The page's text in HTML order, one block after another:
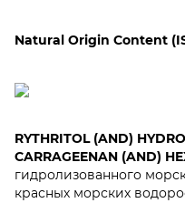
Natural Origin Content
RYTHRITOL (AND)
CARRAGEENAN (AND)
гидролизованного
красных морских